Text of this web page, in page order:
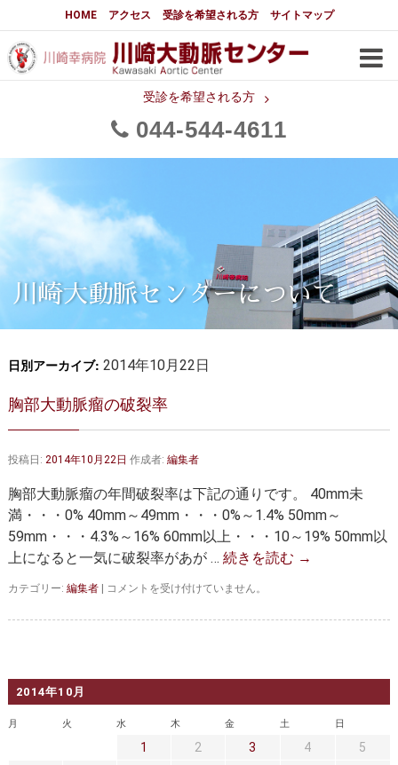
HOME アクセス 受診を希望される方 サイトマップ
受診を希望される方
044 544 4611
大動脈センターについて
はじめに 大動脈センターについて
メディアでの紹介
都道府県別患者マップ 都道府県別紹介病院
大動脈瘤について 基本編
3分でわかる大動脈瘤・大動脈
大動脈瘤
大動脈解離（解離性大動脈瘤）
胸部大動脈瘤の治療
腹部大動脈瘤の治療
大動脈弁・大動脈基部の治療
胸部大動脈瘤 胸腹部大動脈瘤
腹部大動脈瘤 大動脈解離
診察をご希望の方へ
大動脈瘤を指摘されたら？ 診療の流れ
遠方から来院される方は？ 外来予約について
川崎大動脈センターについて
日別アーカイブ: 2014年10月22日
胸部大動脈瘤の破裂率
投稿日: 2014年10月22日 作成者: 編集者
胸部大動脈瘤の年間破裂率は下記の通りです。 40mm未
満・・・0% 40mm～49mm・・・0%～1.4% 50mm～
59mm・・・4.3%～16% 60mm以上・・・10～19% 50mm以
上になると一気に破裂率があが … 続きを読む →
カテゴリー: 編集者
胸
大
率
コメントを受け付けていません。
2014年10月
月 火 水 木 金 土 日
1 2 3 4
5